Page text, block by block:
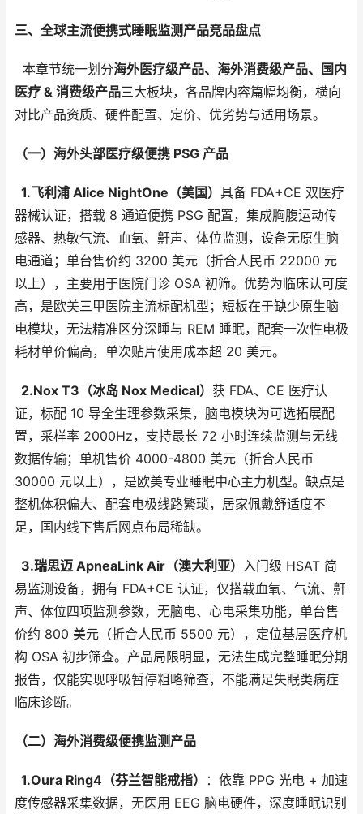
三、全球主流便携式睡眠监测产品竞品盘点
本章节统一划分海外医疗级产品、海外消费级产品、国内
医疗 & 消费级产品三大板块，各品牌内容篇幅均衡，横向
对比产品资质、硬件配置、定价、优劣势与适用场景。
（一）海外头部医疗级便携 PSG 产品
1.飞利浦 Alice NightOne（美国） 具备 FDA+CE 双医疗
器械认证，搭载 8 通道便携 PSG 配置，集成胸腹运动传
感器、热敏气流、血氧、鼾声、体位监测，设备无原生脑
电通道；单台售价约 3200 美元（折合人民币 22000 元
以上），主要用于医院门诊 OSA 初筛。优势为临床认可度
高，是欧美三甲医院主流标配机型；短板在于缺少原生脑
电模块，无法精准区分深睡与 REM 睡眠，配套一次性电极
耗材单价偏高，单次贴片使用成本超 20 美元。
2.Nox T3（冰岛 Nox Medical） 获 FDA、CE 医疗认
证，标配 10 导全生理参数采集，脑电模块为可选拓展配
置，采样率 2000Hz，支持最长 72 小时连续监测与无线
数据传输；单机售价 4000-4800 美元（折合人民币
30000 元以上），是欧美专业睡眠中心主力机型。缺点是
整机体积偏大、配套电极线路繁琐，居家佩戴舒适度不
足，国内线下售后网点布局稀缺。
3.瑞思迈 ApneaLink Air（澳大利亚） 入门级 HSAT 简
易监测设备，拥有 FDA+CE 认证，仅搭载血氧、气流、鼾
声、体位四项监测参数，无脑电、心电采集功能，单台售
价约 800 美元（折合人民币 5500 元），定位基层医疗机
构 OSA 初步筛查。产品局限明显，无法生成完整睡眠分期
报告，仅能实现呼吸暂停粗略筛查，不能满足失眠类病症
临床诊断。
（二）海外消费级便携监测产品
1.Oura Ring4（芬兰智能戒指）
：依靠 PPG 光电 + 加速
度传感器采集数据，无医用 EEG 脑电硬件，深度睡眠识别